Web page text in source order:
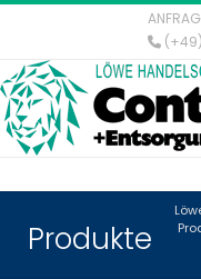
Produkte